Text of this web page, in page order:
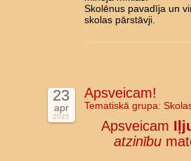
Skolēnus pavadīja un
skolas pārstāvji.
23
apr
2025
Apsveicam!
Tematiskā grupa:
Apsveicam
atzinību